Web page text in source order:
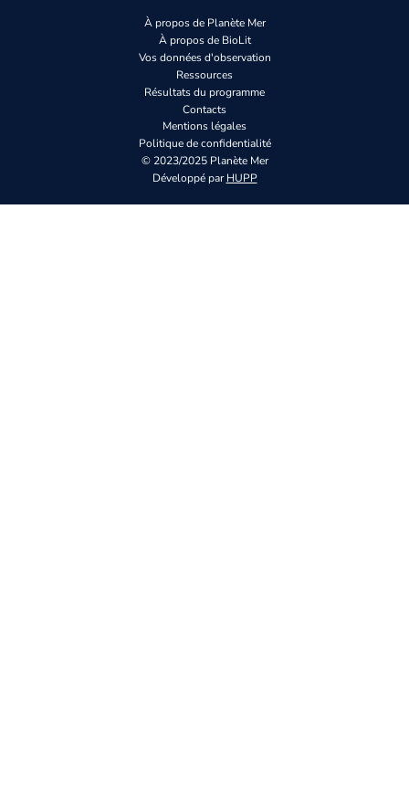
À propos de Planète Mer
À propos de BioLit
Vos données d'observation
Ressources
Résultats du programme
Contacts
Mentions légales
Politique de confidentialité
© 2023/2025 Planète Mer
Développé parHUPP